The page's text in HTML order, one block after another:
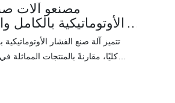
مصنعو آلات
الأوتوماتيكية
للبيع بالتجزئة من
تتميز آلة صنع الفشار الأوتوماتيكية
كليًا، مقارنةً بالمنتجات المماثلة